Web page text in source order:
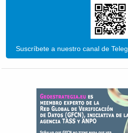
Suscríbete a nuestro canal de